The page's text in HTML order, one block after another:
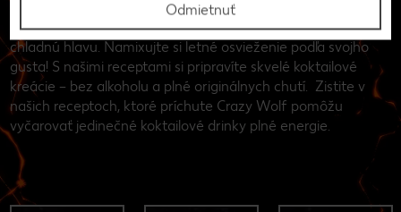
Vďaka našim koktailom si v každej situácii zachováte
chladnú hlavu. Namixujte si letné osvieženie podľa svojho
gusta! S našimi receptami si pripravíte skvelé koktailové
kreácie – bez alkoholu a plné originálnych chutí. Zistite v
našich receptoch, ktoré príchute Crazy Wolf pomôžu
vyčarovať jedinečné koktailové drinky plné energie.
Odmietnuť